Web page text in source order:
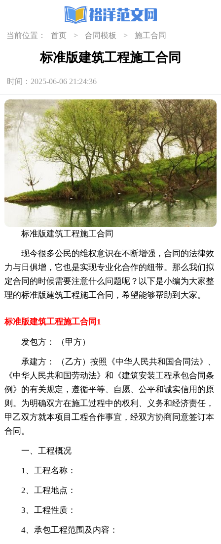
当前位置： 首页 > 合同模板 > 施工合同
标准版建筑工程施工合同
时间：2025-06-06 21:24:36
标准版建筑工程施工合同
现今很多公民的维权意识在不断增强，合同的法律效
力与日俱增，它也是实现专业化合作的纽带。那么我们拟
定合同的时候需要注意什么问题呢？以下是小编为大家整
理的标准版建筑工程施工合同，希望能够帮助到大家。
标准版建筑工程施工合同1
发包方： （甲方）
承建方： （乙方）按照《中华人民共和国合同法》、
《中华人民共和国劳动法》和《建筑安装工程承包合同条
例》的有关规定，遵循平等、自愿、公平和诚实信用的原
则。为明确双方在施工过程中的权利、义务和经济责任，
甲乙双方就本项目工程合作事宜，经双方协商同意签订本
合同。
一、工程概况
1、工程名称：
2、工程地点：
3、工程性质：
4、承包工程范围及内容：